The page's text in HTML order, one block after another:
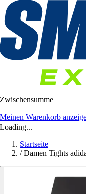
Zwischensumme
Meinen Warenkorb
Loading...
Startseite
/ Damen Tights